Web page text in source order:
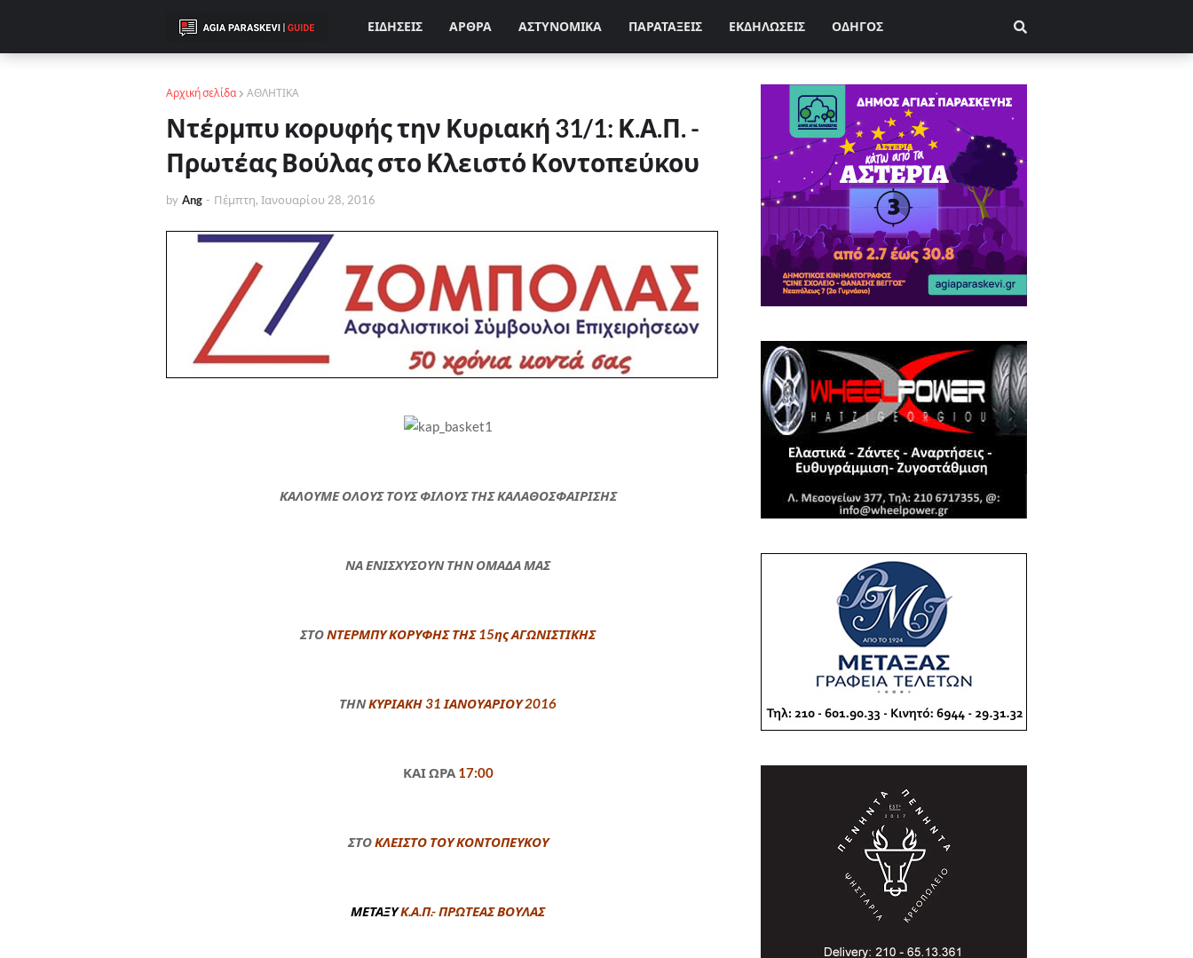
ΕΙΔΗΣΕΙΣ ΑΡΘΡΑ ΑΣΤΥΝΟΜΙΚΑ ΠΑΡΑΤΑΞΕΙΣ ΕΚΔΗΛΩΣΕΙΣ ΟΔΗΓΟΣ
Αρχική σελίδα ΑΘΛΗΤΙΚΑ
Ντέρμπυ κορυφής την Κυριακή 31/1: Κ.Α.Π. -
Πρωτέας Βούλας στο Κλειστό Κοντοπεύκου
by Ang - Πέμπτη, Ιανουαρίου 28, 2016
ΚΑΛΟΥΜΕ ΟΛΟΥΣ ΤΟΥΣ ΦΙΛΟΥΣ ΤΗΣ ΚΑΛΑΘΟΣΦΑΙΡΙΣΗΣ
ΝΑ ΕΝΙΣΧΥΣΟΥΝ ΤΗΝ ΟΜΑΔΑ ΜΑΣ
ΣΤΟΝΤΕΡΜΠΥ ΚΟΡΥΦΗΣ ΤΗΣ 15ης ΑΓΩΝΙΣΤΙΚΗΣ
ΤΗΝΚΥΡΙΑΚΗ 31 ΙΑΝΟΥΑΡΙΟΥ 2016
ΚΑΙ ΩΡΑ17:00
ΣΤΟΚΛΕΙΣΤΟ ΤΟΥ ΚΟΝΤΟΠΕΥΚΟΥ
ΜΕΤΑΞΥΚ.Α.Π.- ΠΡΩΤΕΑΣ ΒΟΥΛΑΣ